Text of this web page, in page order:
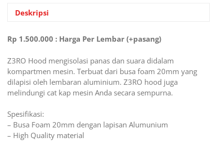
Foam
Deskripsi
Rp 1.500.000 : Harga Per Lembar (+pasang)
Z3RO Hood mengisolasi panas dan suara didalam
kompartmen mesin. Terbuat dari busa foam 20mm yang
dilapisi oleh lembaran aluminium. Z3RO hood juga
melindungi cat kap mesin Anda secara sempurna.
Spesifikasi:
– Busa Foam 20mm dengan lapisan Alumunium
– High Quality material